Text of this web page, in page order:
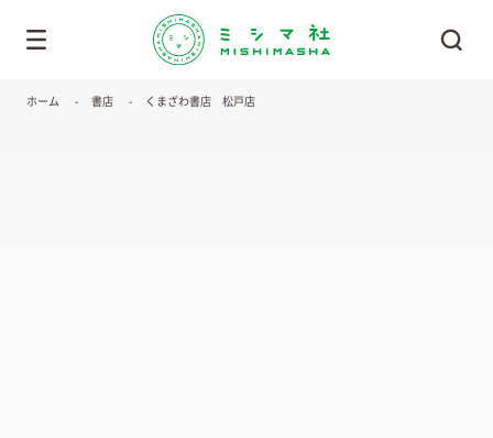
ホーム 書店 くまざわ書店 松戸店